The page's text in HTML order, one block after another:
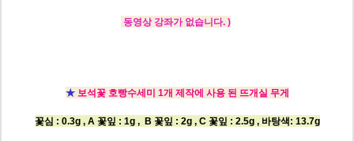
동영상 강좌가 없습니다. )
★보석꽃 호빵수세미 1개 제작에 사용 된 뜨개실 무게
꽃심 : 0.3g , A 꽃잎 : 1g , B 꽃잎 : 2g , C 꽃잎 : 2.5g , 바탕색: 13.7g